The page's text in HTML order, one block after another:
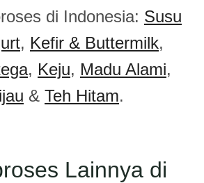
di Indonesia: Susu
, Kefir & Buttermilk,
, Keju, Madu Alami,
& Teh Hitam.
Lainnya di